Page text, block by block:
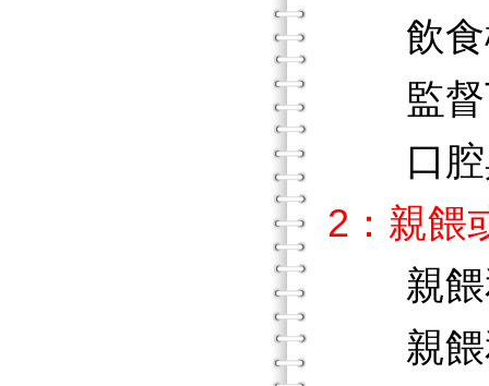
飲食
監督下
口腔與
2：親
親餵
親餵